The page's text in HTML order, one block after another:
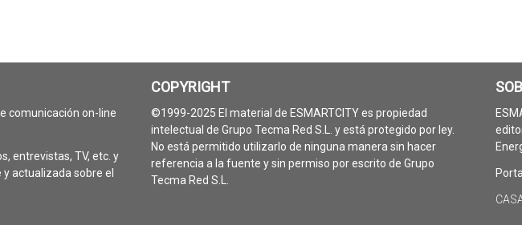
comunicación on-line
entrevistas, TV, etc. y
actualizada sobre el
COPYRIGHT
©1999-2025 El material de ESMARTCITY es propiedad
intelectual de Grupo Tecma Red S.L. y está protegido por ley.
No está permitido utilizarlo de ninguna manera sin hacer
referencia a la fuente y sin permiso por escrito de Grupo
Tecma Red S.L.